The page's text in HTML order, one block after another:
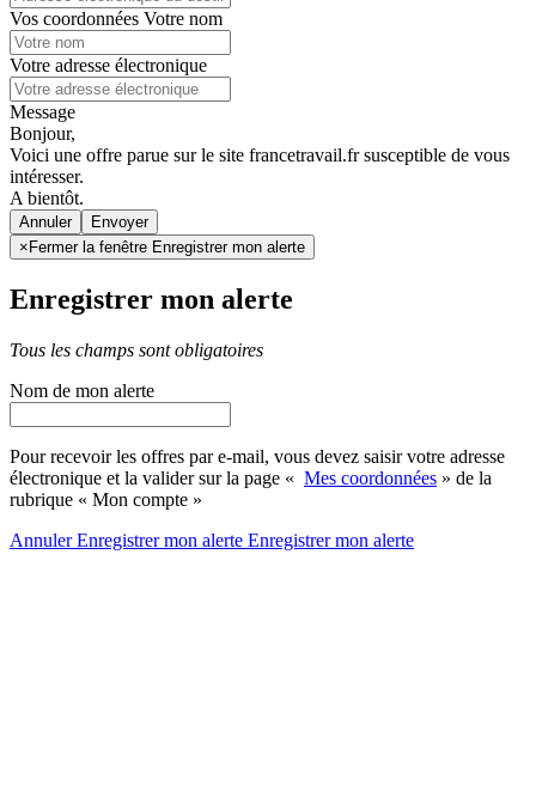
Vos coordonnées Votre nom
Votre adresse électronique
Message
Bonjour,
Voici une offre parue sur le site francetravail.fr susceptible de vous
intéresser.
A bientôt.
Annuler
× Fermer la fenêtre Enregistrer mon alerte
Enregistrer mon alerte
Tous les champs sont obligatoires
Nom de mon alerte
Pour recevoir les offres par e-mail, vous devez saisir votre adresse
électronique et la valider sur la page « Mes coordonnées » de la
rubrique « Mon compte »
AnnulerEnregistrer mon alerte Enregistrermon alerte